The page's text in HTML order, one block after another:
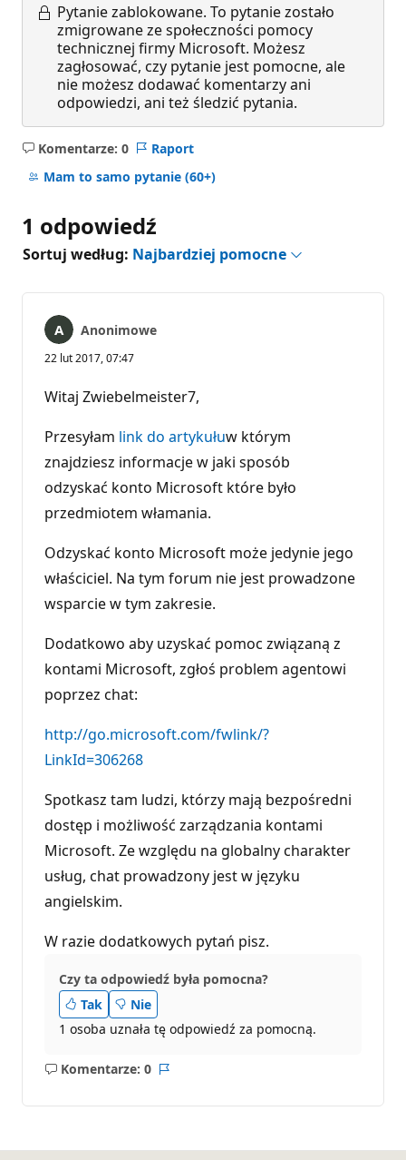
Pytanie zablokowane. To pytanie zostało
zmigrowane ze społeczności pomocy
technicznej firmy Microsoft. Możesz
zagłosować, czy pytanie jest pomocne, ale
nie możesz dodawać komentarzy ani
odpowiedzi, ani też śledzić pytania.
Komentarze: 0
Brak
komentarzy
Raport
Mam to samo pytanie (60+)
1 odpowiedź
Sortuj według: Najbardziej pomocne
Anonimowe
22 lut 2017, 07:47
Witaj Zwiebelmeister7,
Przesyłam link do artykułuw którym
znajdziesz informacje w jaki sposób
odzyskać konto Microsoft które było
przedmiotem włamania.
Odzyskać konto Microsoft może jedynie jego
właściciel. Na tym forum nie jest prowadzone
wsparcie w tym zakresie.
Dodatkowo aby uzyskać pomoc związaną z
kontami Microsoft, zgłoś problem agentowi
poprzez chat:
http://go.microsoft.com/fwlink/?
LinkId=306268
Spotkasz tam ludzi, którzy mają bezpośredni
dostęp i możliwość zarządzania kontami
Microsoft. Ze względu na globalny charakter
usług, chat prowadzony jest w języku
angielskim.
W razie dodatkowych pytań pisz.
Czy ta odpowiedź była pomocna?
Tak
Nie
1 osoba uznała tę odpowiedź za pomocną.
Komentarze: 0
Brak